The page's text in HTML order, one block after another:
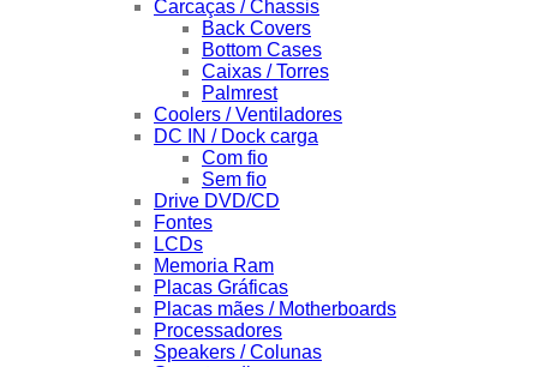
Carcaças / Chassis
Back Covers
Bottom Cases
Caixas / Torres
Palmrest
Coolers / Ventiladores
DC IN / Dock carga
Com fio
Sem fio
Drive DVD/CD
Fontes
LCDs
Memoria Ram
Placas Gráficas
Placas mães / Motherboards
Processadores
Speakers / Colunas